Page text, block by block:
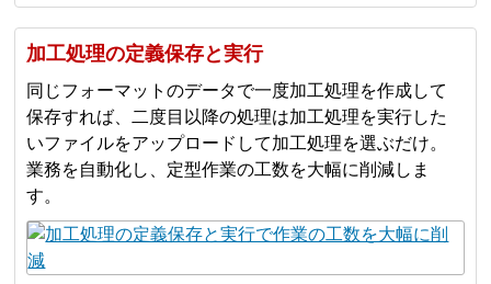
加工処理の定義保存と実行
同じフォーマットのデータで一度加工処理を作成して
保存すれば、二度目以降の処理は加工処理を実行した
いファイルをアップロードして加工処理を選ぶだけ。
業務を自動化し、定型作業の工数を大幅に削減しま
す。